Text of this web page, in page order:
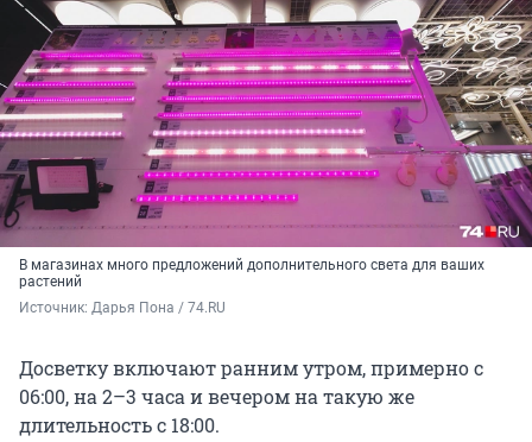
В магазинах много предложений дополнительного света для ваших
растений
Источник: Дарья Пона / 74.RU
Досветку включают ранним утром, примерно с
06:00, на 2–3 часа и вечером на такую же
длительность с 18:00.